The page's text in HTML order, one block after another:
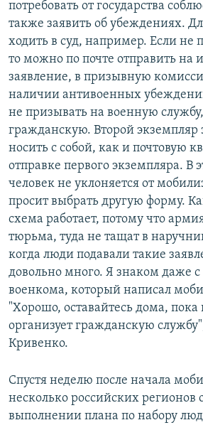
потребовать от государства
также заявить об убеждениях.
ходить в суд, например. Если не
то можно по почте отправить на
заявление, в призывную
наличии антивоенных
не призывать на военную
гражданскую. Второй экземпляр
носить с собой, как и почтовую
отправке первого экземпляра. В
человек не уклоняется от
просит выбрать другую форму.
схема работает, потому что
тюрьма, туда не тащат в
когда люди подавали такие
довольно много. Я знаком даже с
военкома, который написал
"Хорошо, оставайтесь дома, пока
организует гражданскую
Кривенко.
Спустя неделю после начала
несколько российских регионов
выполнении плана по набору